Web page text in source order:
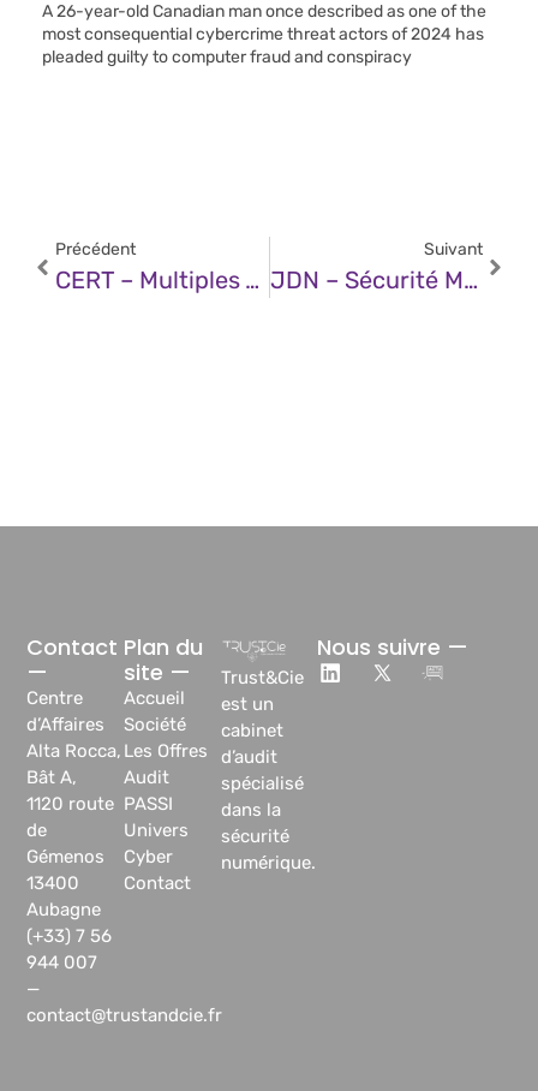
A 26-year-old Canadian man once described as one of the
most consequential cybercrime threat actors of 2024 has
pleaded guilty to computer fraud and conspiracy
Précédent
CERT – Multiples Vulnérabilités Dans Juniper Secure Analytics (08 Août 2025)
Suivant
JDN – Sécurité Modernisée : La Réponse Aux Menaces Internes, Aux Failles De Conformité Et À L’IA Pour Les Mainframes
Trust&Cie
est un
cabinet
d’audit
spécialisé
dans la
sécurité
numérique.
Plan du
site —
Accueil
Société
Les Offres
Audit
PASSI
Univers
Cyber
Contact
Contact
—
Centre
d’Affaires
Alta Rocca,
Bât A,
1120 route
de
Gémenos
13400
Aubagne
(+33) 7 56
944 007
—
contact@trustandcie.fr
Nous suivre —